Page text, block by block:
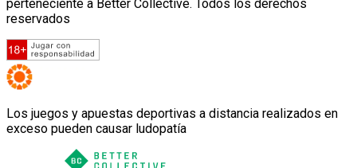
perteneciente a Better Collective. Todos los derechos
reservados
Los juegos y apuestas deportivas a distancia realizados en
exceso pueden causar ludopatía